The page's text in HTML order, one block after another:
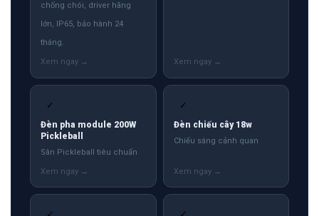
chống chói, driver hãng
lớn, IP65, bảo hành 24
tháng.
✓
Đèn pha module 200W
Pickleball
Sân Pickleball tiêu chuẩn
✓
Đèn chiếu cây 18w
Chiếu sáng cảnh quan